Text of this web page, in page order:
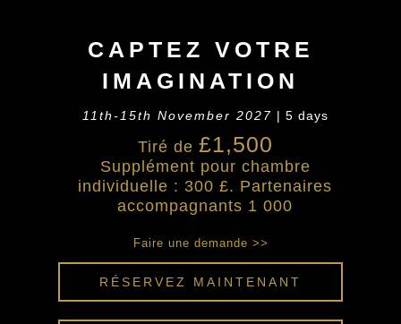
CAPTEZ VOTRE
IMAGINATION
11th-15th November 2027 | 5 days
Tiré de £1,500
Supplément pour chambre
individuelle : 300 £. Partenaires
accompagnants 1 000
Faire une demande >>
RÉSERVEZ MAINTENANT